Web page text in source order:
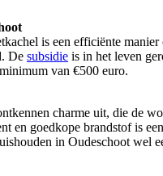
is een efficiënte
De subsidie is in het leven
van €500 euro.
charme uit, die de
en goedkope brandstof is
in Oudeschoot wel